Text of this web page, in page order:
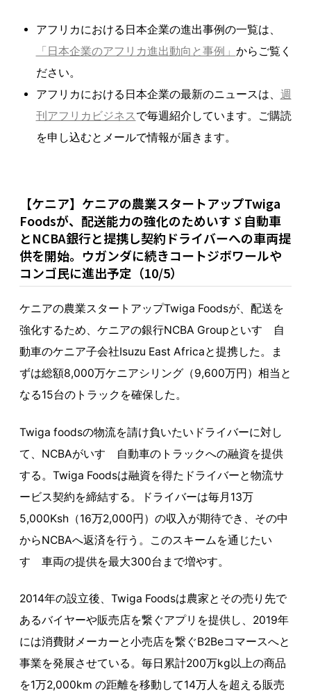
アフリカにおける日本企業の進出事例の一覧は、
「日本企業のアフリカ進出動向と事例」 からご覧く
ださい。
アフリカにおける日本企業の最新のニュースは、 週
刊アフリカビジネス で毎週紹介しています。ご購読
を申し込むとメールで情報が届きます。
【ケニア】ケニアの農業スタートアップTwiga
Foodsが、配送能力の強化のためいすゞ自動車
とNCBA銀行と提携し契約ドライバーへの車両提
供を開始。ウガンダに続きコートジボワールや
コンゴ民に進出予定（10/5）
ケニアの農業スタートアップTwiga Foodsが、配送を
強化するため、ケニアの銀行NCBA Groupといすゞ自
動車のケニア子会社Isuzu East Africaと提携した。ま
ずは総額8,000万ケニアシリング（9,600万円）相当と
なる15台のトラックを確保した。
Twiga foodsの物流を請け負いたいドライバーに対し
て、NCBAがいすゞ自動車のトラックへの融資を提供
する。Twiga Foodsは融資を得たドライバーと物流サ
ービス契約を締結する。ドライバーは毎月13万
5,000Ksh（16万2,000円）の収入が期待でき、その中
からNCBAへ返済を行う。このスキームを通じたい
すゞ車両の提供を最大300台まで増やす。
2014年の設立後、Twiga Foodsは農家とその売り先で
あるバイヤーや販売店を繋ぐアプリを提供し、2019年
には消費財メーカーと小売店を繋ぐB2Beコマースへと
事業を発展させている。毎日累計200万kg以上の商品
を1万2,000km の距離を移動して14万人を超える販売